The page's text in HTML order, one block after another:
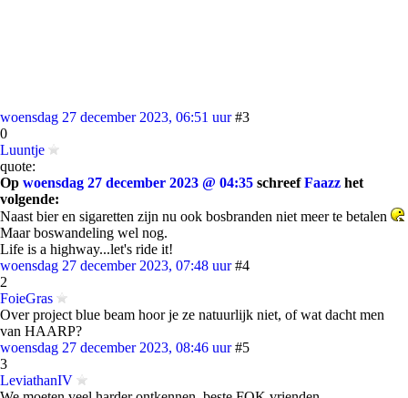
woensdag 27 december 2023, 06:51 uur #3
0
Luuntje
quote:
Op woensdag 27 december 2023 @ 04:35 schreefFaazz het
volgende:
Naast bier en sigaretten zijn nu ook bosbranden niet meer te betalen
Maar boswandeling wel nog.
Life is a highway...let's ride it!
woensdag 27 december 2023, 07:48 uur #4
2
FoieGras
Over project blue beam hoor je ze natuurlijk niet, of wat dacht men
van HAARP?
woensdag 27 december 2023, 08:46 uur #5
3
LeviathanIV